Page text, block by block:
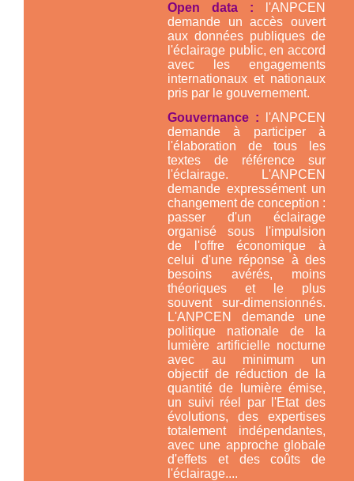
Open data : l'ANPCEN
demande un accès ouvert
aux données publiques de
l'éclairage public, en accord
avec les engagements
internationaux et nationaux
pris par le gouvernement.
Gouvernance :
l'ANPCEN
demande à participer à
l'élaboration de tous les
textes de référence sur
l'éclairage. L'ANPCEN
demande expressément un
changement de conception :
passer d'un éclairage
organisé sous l'impulsion
de l'offre économique à
celui d'une réponse à des
besoins avérés, moins
théoriques et le plus
souvent sur-dimensionnés.
L'ANPCEN demande une
politique nationale de la
lumière artificielle nocturne
avec au minimum un
objectif de réduction de la
quantité de lumière émise,
un suivi réel par l'Etat des
évolutions, des expertises
totalement indépendantes,
avec une approche globale
d'effets et des coûts de
l'éclairage....